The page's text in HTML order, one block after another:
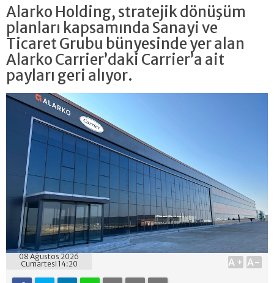
Alarko Holding, stratejik dönüşüm
planları kapsamında Sanayi ve
Ticaret Grubu bünyesinde yer alan
Alarko Carrier’daki Carrier’a ait
payları geri alıyor.
08 Ağustos 2026
Cumartesi 14:20
A+ A-